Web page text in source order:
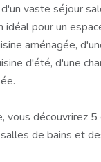
vaste séjour
idéal pour un
aménagée,
d'été, d'une
vous découvrirez 5
de bains et